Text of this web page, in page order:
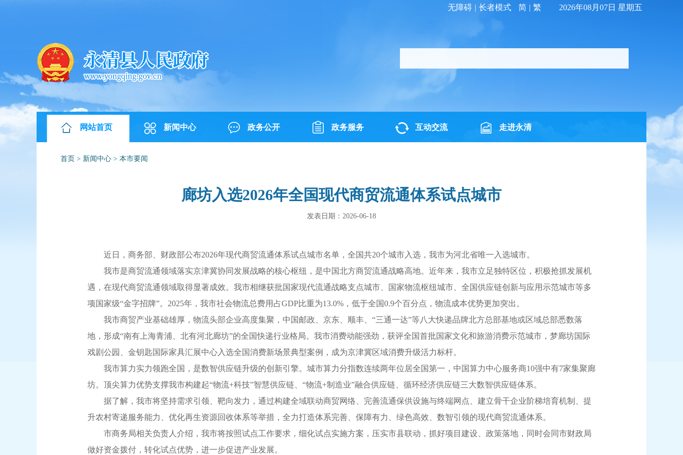
无障碍 | 长者模式 简 | 繁 2026年08月07日 星期五
网站首页 新闻中心 政务公开 政务服务 互动交流 走进永清
首页 > 新闻中心 > 本市要闻
廊坊入选2026年全国现代商贸流通体系试点城市
发表日期：2026-06-18
近日，商务部、财政部公布2026年现代商贸流通体系试点城市名单，全国共20个城市入选，我市为河北省唯一入选城市。
我市是商贸流通领域落实京津冀协同发展战略的核心枢纽，是中国北方商贸流通战略高地。近年来，我市立足独特区位，积极抢抓发展机
遇，在现代商贸流通领域取得显著成效。我市相继获批国家现代流通战略支点城市、国家物流枢纽城市、全国供应链创新与应用示范城市等多
项国家级“金字招牌”。2025年，我市社会物流总费用占GDP比重为13.0%，低于全国0.9个百分点，物流成本优势更加突出。
我市商贸产业基础雄厚，物流头部企业高度集聚，中国邮政、京东、顺丰、“三通一达”等八大快递品牌北方总部基地或区域总部悉数落
地，形成“南有上海青浦、北有河北廊坊”的全国快递行业格局。我市消费动能强劲，获评全国首批国家文化和旅游消费示范城市，梦廊坊国际
戏剧公园、金钥匙国际家具汇展中心入选全国消费新场景典型案例，成为京津冀区域消费升级活力标杆。
我市算力实力领跑全国，是数智供应链升级的创新引擎。城市算力分指数连续两年位居全国第一，中国算力中心服务商10强中有7家集聚廊
坊。顶尖算力优势支撑我市构建起“物流+科技”智慧供应链、“物流+制造业”融合供应链、循环经济供应链三大数智供应链体系。
据了解，我市将坚持需求引领、靶向发力，通过构建全域联动商贸网络、完善流通保供设施与终端网点、建立骨干企业阶梯培育机制、提
升农村寄递服务能力、优化再生资源回收体系等举措，全力打造体系完善、保障有力、绿色高效、数智引领的现代商贸流通体系。
市商务局相关负责人介绍，我市将按照试点工作要求，细化试点实施方案，压实市县联动，抓好项目建设、政策落地，同时会同市财政局
做好资金拨付，转化试点优势，进一步促进产业发展。